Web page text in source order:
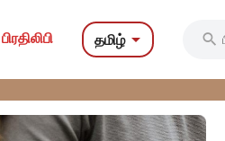
பிரதிலிபி தமிழ் 